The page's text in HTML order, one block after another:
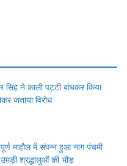
सिंह ने काली पट्टी बांधकर किया
जताया विरोध
माहौल में संपन्न हुआ नाग पंचमी
श्रद्धालुओं की भीड़